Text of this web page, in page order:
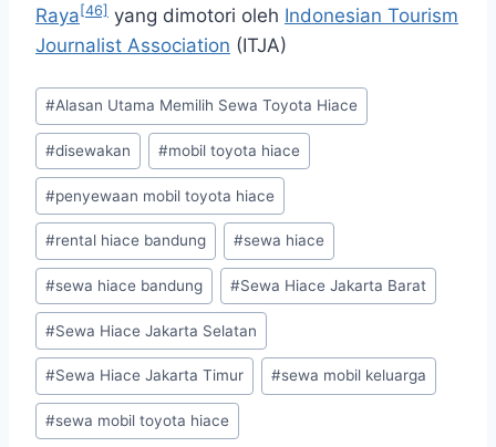
Raya[46] yang dimotori oleh Indonesian Tourism
Journalist Association (ITJA)
Post
Tags:
#Alasan Utama Memilih Sewa Toyota Hiace
#disewakan #mobil toyota hiace
#penyewaan mobil toyota hiace
#rental hiace bandung #sewa hiace
#sewa hiace bandung #Sewa Hiace Jakarta Barat
#Sewa Hiace Jakarta Selatan
#Sewa Hiace Jakarta Timur #sewa mobil keluarga
#sewa mobil toyota hiace